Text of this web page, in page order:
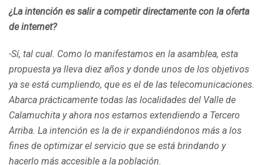
¿La intención es salir a competir directamente con la oferta
de internet?
-Sí, tal cual. Como lo manifestamos en la asamblea, esta
propuesta ya lleva diez años y donde unos de los objetivos
ya se está cumpliendo, que es el de las telecomunicaciones.
Abarca prácticamente todas las localidades del Valle de
Calamuchita y ahora nos estamos extendiendo a Tercero
Arriba. La intención es la de ir expandiéndonos más a los
fines de optimizar el servicio que se está brindando y
hacerlo más accesible a la población.